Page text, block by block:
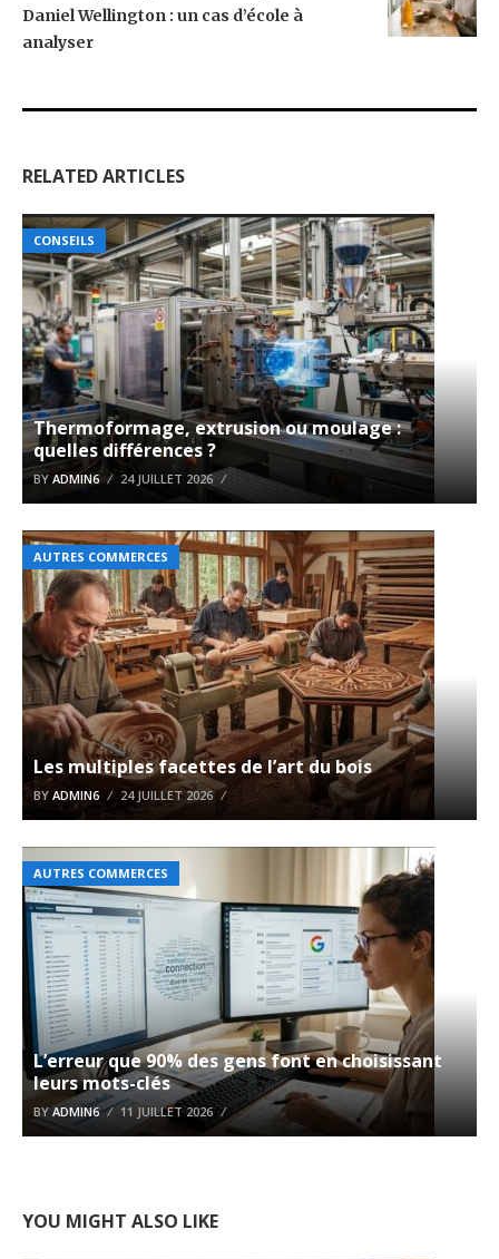
Daniel Wellington : un cas d’école à
analyser
RELATED ARTICLES
CONSEILS
Thermoformage, extrusion ou moulage :
quelles différences ?
BY ADMIN6 24 JUILLET 2026
AUTRES COMMERCES
Les multiples facettes de l’art du bois
BY ADMIN6 24 JUILLET 2026
AUTRES COMMERCES
L’erreur que 90% des gens font en choisissant
leurs mots-clés
BYADMIN6 11 JUILLET 2026
YOU MIGHT ALSO LIKE